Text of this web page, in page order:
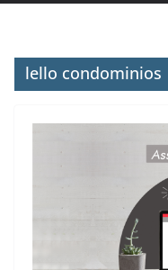
lello condominios